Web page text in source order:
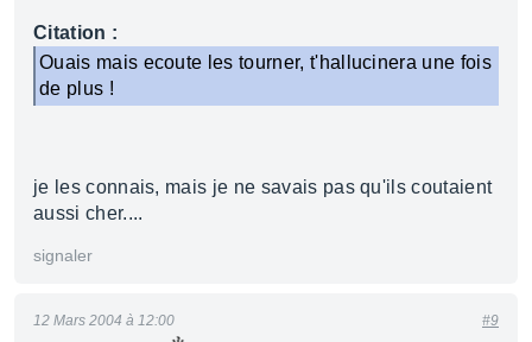
Citation :
Ouais mais ecoute les tourner, t'hallucinera une fois
de plus !
je les connais, mais je ne savais pas qu'ils coutaient
aussi cher....
signaler
12 Mars 2004 à 12:00 #9